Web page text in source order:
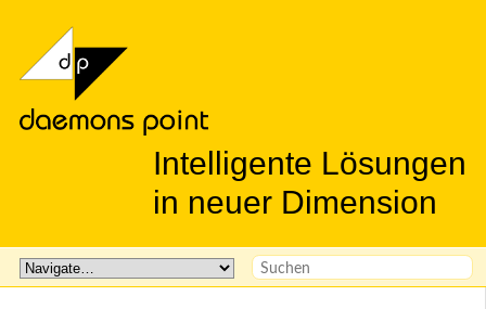
Intelligente Lösungen
in neuer Dimension